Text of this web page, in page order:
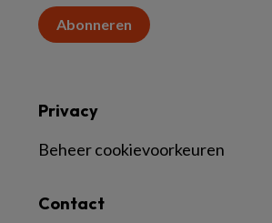
Abonneren
Contact
Privacy
Beheer cookievoorkeuren